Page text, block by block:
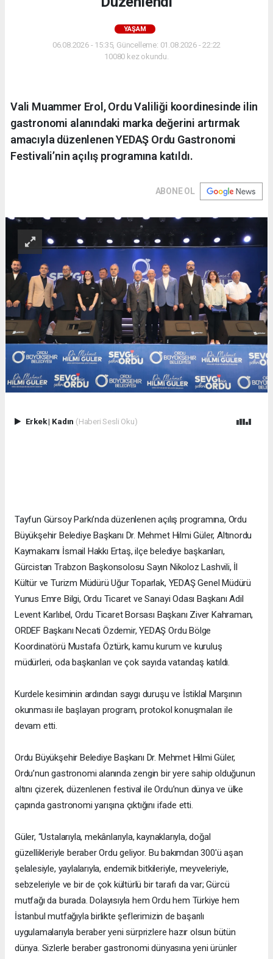
YAŞAM
06.08.2026 - 15:35, Güncelleme: 01.08.2026 - 22:22
10080 kez okundu.
Vali Muammer Erol, Ordu Valiliği koordinesinde ilin
gastronomi alanındaki marka değerini artırmak
amacıyla düzenlenen YEDAŞ Ordu Gastronomi
Festivali’nin açılış programına katıldı.
ABONE OL
Erkek| Kadın (Haberi Sesli Oku)
Tayfun Gürsoy Parkı’nda düzenlenen açılış programına, Ordu
Büyükşehir Belediye Başkanı Dr. Mehmet Hilmi Güler, Altınordu
Kaymakamı İsmail Hakkı Ertaş, ilçe belediye başkanları,
Gürcistan Trabzon Başkonsolosu Sayın Nikoloz Lashvili, İl
Kültür ve Turizm Müdürü Uğur Toparlak, YEDAŞ Genel Müdürü
Yunus Emre Bilgi, Ordu Ticaret ve Sanayi Odası Başkanı Adil
Levent Karlıbel, Ordu Ticaret Borsası Başkanı Ziver Kahraman,
ORDEF Başkanı Necati Özdemir, YEDAŞ Ordu Bölge
Koordinatörü Mustafa Öztürk, kamu kurum ve kuruluş
müdürleri, oda başkanları ve çok sayıda vatandaş katıldı.
Kurdele kesiminin ardından saygı duruşu ve İstiklal Marşının
okunması ile başlayan program, protokol konuşmaları ile
devam etti.
Ordu Büyükşehir Belediye Başkanı Dr. Mehmet Hilmi Güler,
Ordu’nun gastronomi alanında zengin bir yere sahip olduğunun
altını çizerek, düzenlenen festival ile Ordu’nun dünya ve ülke
çapında gastronomi yarışına çıktığını ifade etti.
Güler, “Ustalarıyla, mekânlarıyla, kaynaklarıyla, doğal
güzellikleriyle beraber Ordu geliyor. Bu bakımdan 300'ü aşan
şelalesiyle, yaylalarıyla, endemik bitkileriyle, meyveleriyle,
sebzeleriyle ve bir de çok kültürlü bir tarafı da var; Gürcü
mutfağı da burada. Dolayısıyla hem Ordu hem Türkiye hem
İstanbul mutfağıyla birlikte şeflerimizin de başarılı
uygulamalarıyla beraber yeni sürprizlere hazır olsun bütün
dünya. Sizlerle beraber gastronomi dünyasına yeni ürünler